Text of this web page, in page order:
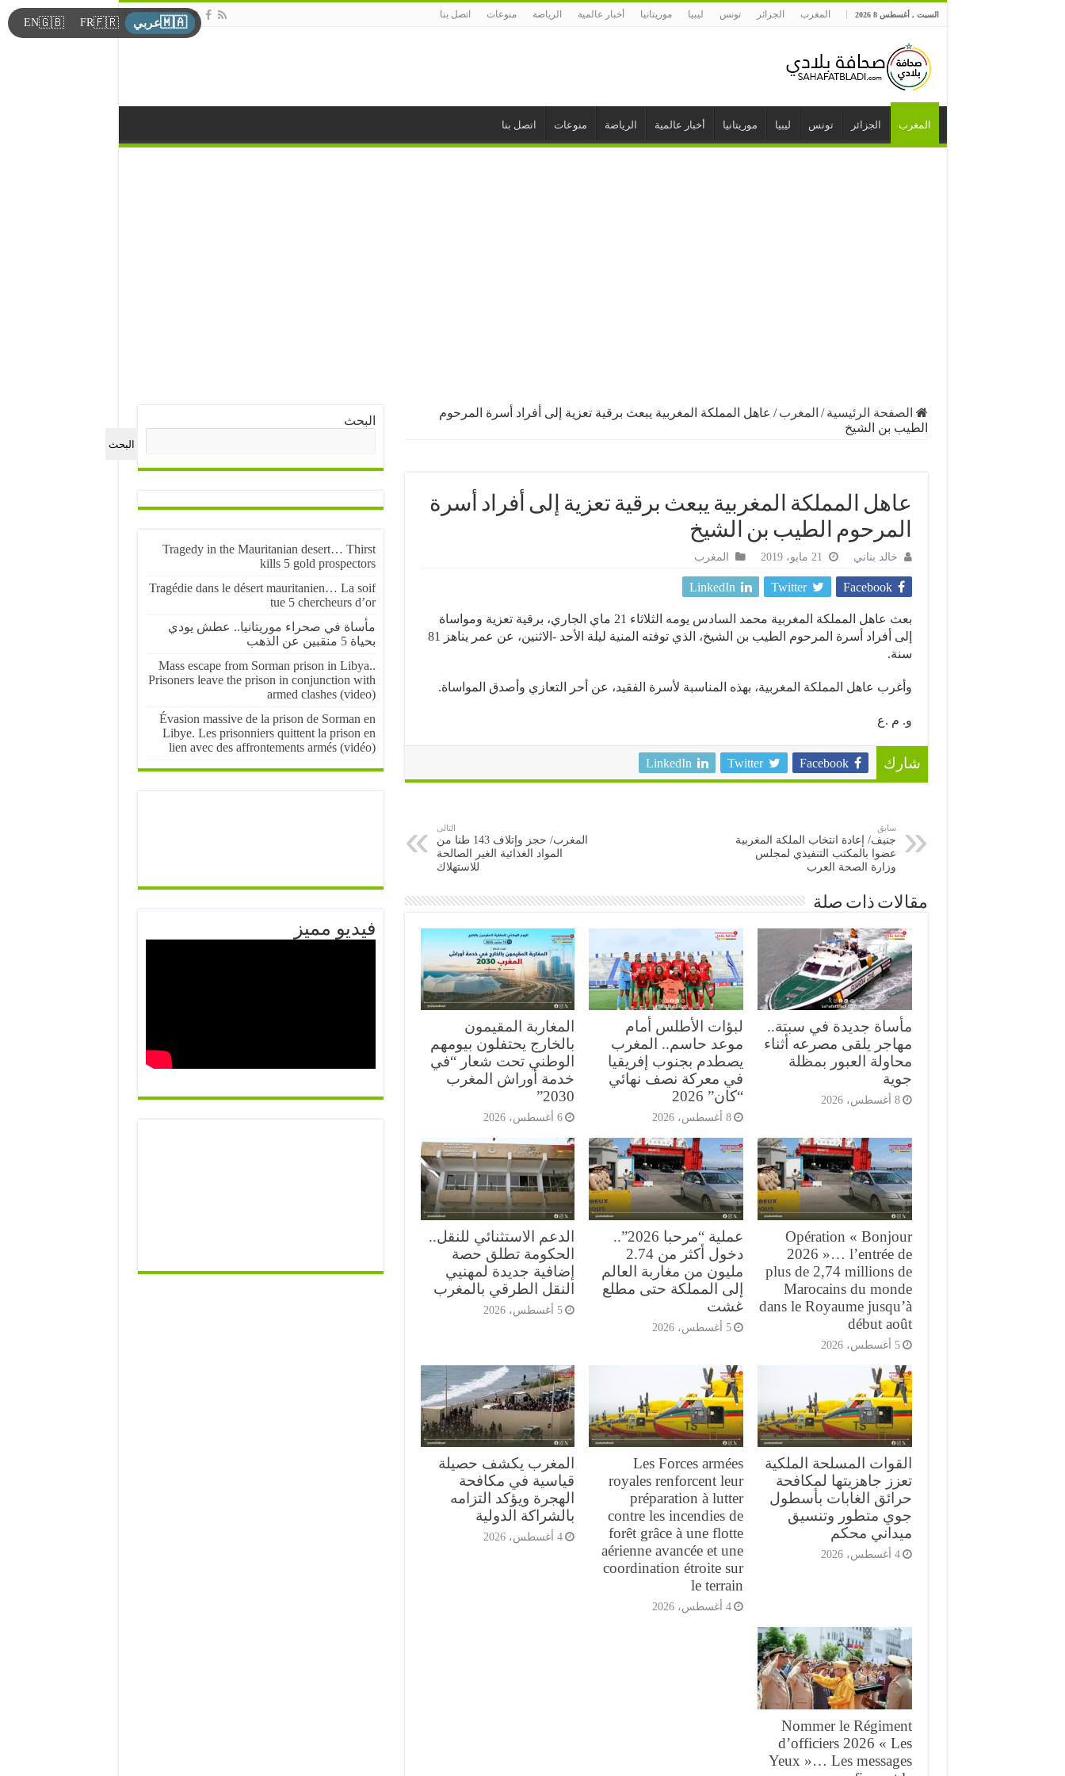
السبت , أغسطس 8 2026 المغرب الجزائر تونس ليبيا موريتانيا أخبار عالمية الرياضة منوعات اتصل بنا
المغرب الجزائر تونس ليبيا موريتانيا أخبار عالمية الرياضة منوعات اتصل بنا
الصفحة الرئيسية / المغرب / عاهل المملكة المغربية يبعث برقية تعزية إلى أفراد أسرة المرحوم
الطيب بن الشيخ
عاهل المملكة المغربية يبعث برقية تعزية إلى أفراد أسرة
المرحوم الطيب بن الشيخ
خالد بناني 21 مايو، 2019 المغرب
Facebook
Twitter
LinkedIn
بعث عاهل المملكة المغربية محمد السادس يومه الثلاثاء 21 ماي الجاري، برقية تعزية ومواساة
إلى أفراد أسرة المرحوم الطيب بن الشيخ، الذي توفته المنية ليلة الأحد -الاثنين، عن عمر يناهز 81
سنة.
وأغرب عاهل المملكة المغربية، بهذه المناسبة لأسرة الفقيد، عن أحر التعازي وأصدق المواساة.
و. م .ع
شارك Facebook
Twitter
LinkedIn
سابق
جنيف/ إعادة انتخاب الملكة المغربية
عضوا بالمكتب التنفيذي لمجلس
وزارة الصحة العرب
التالى
المغرب/ حجز وإتلاف 143 طنا من
المواد الغذائية الغير الصالحة
للاستهلاك
مقالات ذات صلة
مأساة جديدة في سبتة..
مهاجر يلقى مصرعه أثناء
محاولة العبور بمظلة
جوية
8 أغسطس، 2026
لبؤات الأطلس أمام
موعد حاسم.. المغرب
يصطدم بجنوب إفريقيا
في معركة نصف نهائي
“كان” 2026
8 أغسطس، 2026
المغاربة المقيمون
بالخارج يحتفلون بيومهم
الوطني تحت شعار “في
خدمة أوراش المغرب
2030”
6 أغسطس، 2026
Opération « Bonjour
2026 »… l’entrée de
plus de 2,74 millions de
Marocains du monde
dans le Royaume jusqu’à
début août
5 أغسطس، 2026
عملية “مرحبا 2026”..
دخول أكثر من 2.74
مليون من مغاربة العالم
إلى المملكة حتى مطلع
غشت
5 أغسطس، 2026
الدعم الاستثنائي للنقل..
الحكومة تطلق حصة
إضافية جديدة لمهنيي
النقل الطرقي بالمغرب
5 أغسطس، 2026
القوات المسلحة الملكية
تعزز جاهزيتها لمكافحة
حرائق الغابات بأسطول
جوي متطور وتنسيق
ميداني محكم
4 أغسطس، 2026
Les Forces armées
royales renforcent leur
préparation à lutter
contre les incendies de
forêt grâce à une flotte
aérienne avancée et une
coordination étroite sur
le terrain
4 أغسطس، 2026
المغرب يكشف حصيلة
قياسية في مكافحة
الهجرة ويؤكد التزامه
بالشراكة الدولية
4 أغسطس، 2026
Nommer le Régiment
d’officiers 2026 « Les
Yeux »… Les messages
البحث
البحث
Tragedy in the Mauritanian desert… Thirst
kills 5 gold prospectors
Tragédie dans le désert mauritanien… La soif
tue 5 chercheurs d’or
مأساة في صحراء موريتانيا.. عطش يودي
بحياة 5 منقبين عن الذهب
Mass escape from Sorman prison in Libya..
Prisoners leave the prison in conjunction with
armed clashes (video)
Évasion massive de la prison de Sorman en
Libye. Les prisonniers quittent la prison en
lien avec des affrontements armés (vidéo)
فيديو مميز
🇲🇦عربي 🇫🇷
FR
🇬🇧
EN